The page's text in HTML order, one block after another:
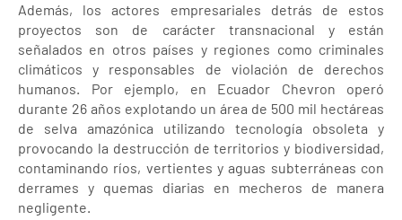
Además, los actores empresariales detrás de estos
proyectos son de carácter transnacional y están
señalados en otros países y regiones como criminales
climáticos y responsables de violación de derechos
humanos. Por ejemplo, en Ecuador Chevron operó
durante 26 años explotando un área de 500 mil hectáreas
de selva amazónica utilizando tecnología obsoleta y
provocando la destrucción de territorios y biodiversidad,
contaminando ríos, vertientes y aguas subterráneas con
derrames y quemas diarias en mecheros de manera
negligente.